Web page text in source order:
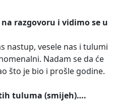
razgovoru i vidimo se u
nastup, vesele nas i tulumi
Nadam se da će
što je bio i prošle godine.
tuluma (smijeh)….